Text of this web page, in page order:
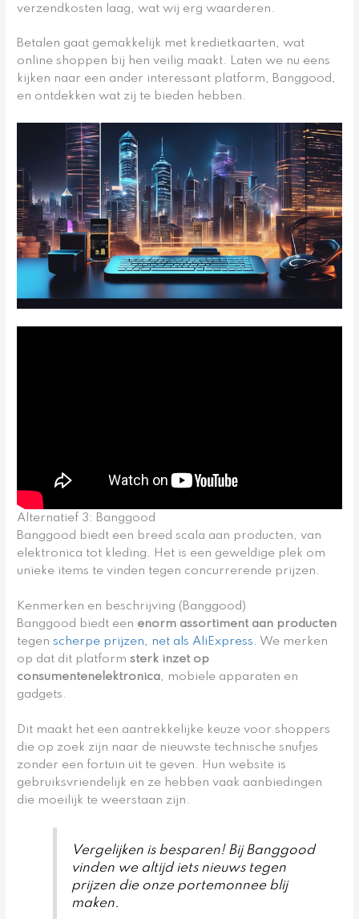
verzendkosten laag, wat wij erg waarderen.
Betalen gaat gemakkelijk met kredietkaarten, wat
online shoppen bij hen veilig maakt. Laten we nu eens
kijken naar een ander interessant platform, Banggood,
en ontdekken wat zij te bieden hebben.
Alternatief 3: Banggood
Banggood biedt een breed scala aan producten, van
elektronica tot kleding. Het is een geweldige plek om
unieke items te vinden tegen concurrerende prijzen.
Kenmerken en beschrijving (Banggood)
Banggood biedt een enorm assortiment aan producten
tegenscherpe prijzen, net als AliExpress. We merken
op dat dit platformsterk inzet op
consumentenelektronica, mobiele apparaten en
gadgets.
Dit maakt het een aantrekkelijke keuze voor shoppers
die op zoek zijn naar de nieuwste technische snufjes
zonder een fortuin uit te geven. Hun website is
gebruiksvriendelijk en ze hebben vaak aanbiedingen
die moeilijk te weerstaan zijn.
Vergelijken is besparen! Bij Banggood
vinden we altijd iets nieuws tegen
prijzen die onze portemonnee blij
maken.